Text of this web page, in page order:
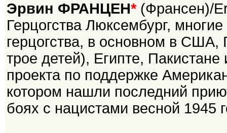
Эрвин ФРАНЦЕН*(Франсен)/
Герцогства Люксембург,
герцогства, в основном в США,
трое детей), Египте,
проекта по поддержке
котором нашли последний
боях с нацистами весной 1945